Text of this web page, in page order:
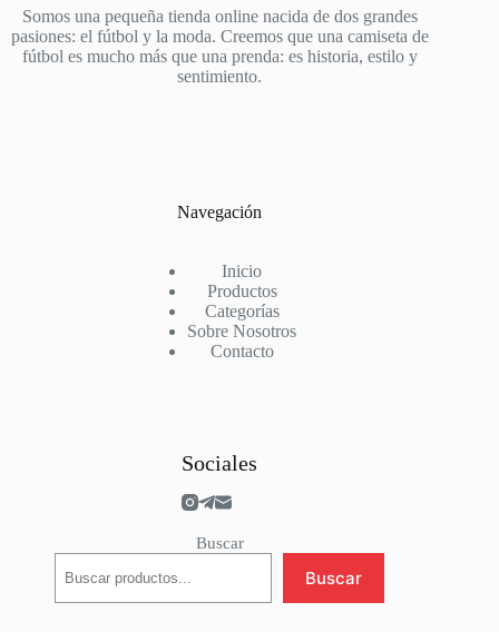
Somos una pequeña tienda online nacida de dos grandes
pasiones: el fútbol y la moda. Creemos que una camiseta de
fútbol es mucho más que una prenda: es historia, estilo y
sentimiento.
Navegación
Inicio
Productos
Categorías
Sobre Nosotros
Contacto
Sociales
Buscar
Buscar